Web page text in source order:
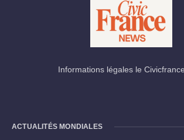
Informations légales le
ACTUALITÉS MONDIALES